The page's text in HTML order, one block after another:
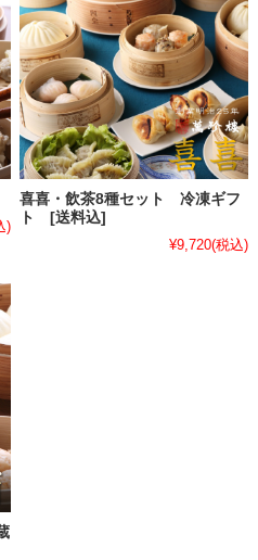
)
喜喜・飲茶8種セット 冷凍ギフ
ト [送料込]
¥9,720(税込)